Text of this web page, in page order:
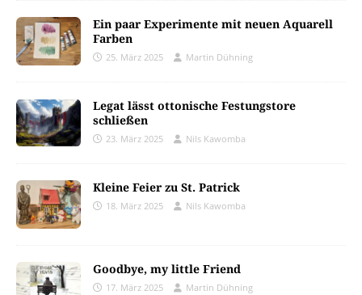
Ein paar Experimente mit neuen Aquarell
Farben
25. März 2025 Martin Dühning
Legat lässt ottonische Festungstore
schließen
23. März 2025 Nils Kawomba
Kleine Feier zu St. Patrick
18. März 2025 Nils Kawomba
Goodbye, my little Friend
17. März 2025 Martin Dühning